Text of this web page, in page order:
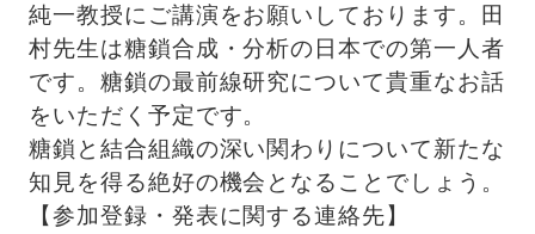
純一教授にご講演をお願いしております。田
村先生は糖鎖合成・分析の日本での第一人者
です。糖鎖の最前線研究について貴重なお話
をいただく予定です。
糖鎖と結合組織の深い関わりについて新たな
知見を得る絶好の機会となることでしょう。
【参加登録・発表に関する連絡先】